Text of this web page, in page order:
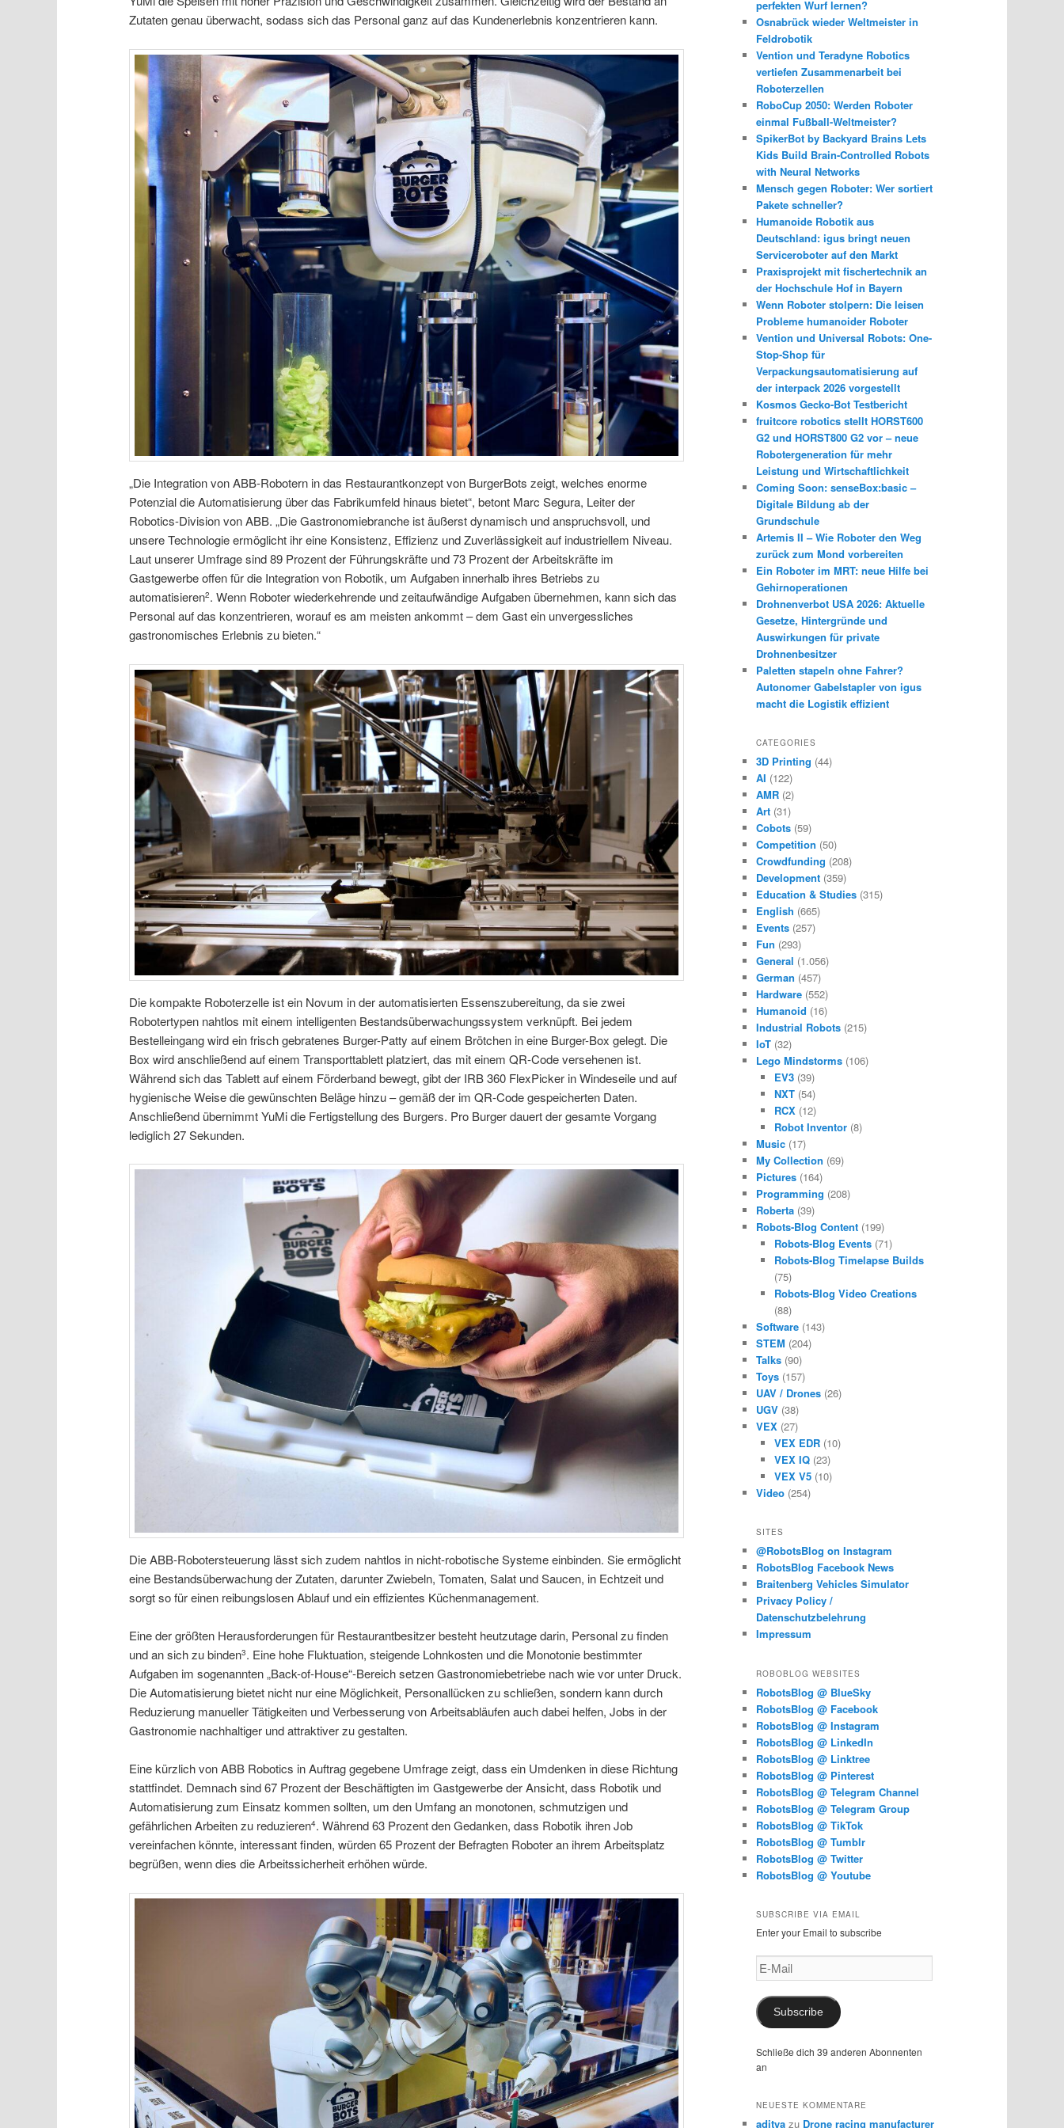
Zutaten genau überwacht, sodass sich das Personal ganz auf das Kundenerlebnis konzentrieren kann.
„Die Integration von ABB-Robotern in das Restaurantkonzept von BurgerBots zeigt, welches enorme
Potenzial die Automatisierung über das Fabrikumfeld hinaus bietet“, betont Marc Segura, Leiter der
Robotics-Division von ABB. „Die Gastronomiebranche ist äußerst dynamisch und anspruchsvoll, und
unsere Technologie ermöglicht ihr eine Konsistenz, Effizienz und Zuverlässigkeit auf industriellem Niveau.
Laut unserer Umfrage sind 89 Prozent der Führungskräfte und 73 Prozent der Arbeitskräfte im
Gastgewerbe offen für die Integration von Robotik, um Aufgaben innerhalb ihres Betriebs zu
automatisieren2. Wenn Roboter wiederkehrende und zeitaufwändige Aufgaben übernehmen, kann sich das
Personal auf das konzentrieren, worauf es am meisten ankommt – dem Gast ein unvergessliches
gastronomisches Erlebnis zu bieten.“
Die kompakte Roboterzelle ist ein Novum in der automatisierten Essenszubereitung, da sie zwei
Robotertypen nahtlos mit einem intelligenten Bestandsüberwachungssystem verknüpft. Bei jedem
Bestelleingang wird ein frisch gebratenes Burger-Patty auf einem Brötchen in eine Burger-Box gelegt. Die
Box wird anschließend auf einem Transporttablett platziert, das mit einem QR-Code versehenen ist.
Während sich das Tablett auf einem Förderband bewegt, gibt der IRB 360 FlexPicker in Windeseile und auf
hygienische Weise die gewünschten Beläge hinzu – gemäß der im QR-Code gespeicherten Daten.
Anschließend übernimmt YuMi die Fertigstellung des Burgers. Pro Burger dauert der gesamte Vorgang
lediglich 27 Sekunden.
Die ABB-Robotersteuerung lässt sich zudem nahtlos in nicht-robotische Systeme einbinden. Sie ermöglicht
eine Bestandsüberwachung der Zutaten, darunter Zwiebeln, Tomaten, Salat und Saucen, in Echtzeit und
sorgt so für einen reibungslosen Ablauf und ein effizientes Küchenmanagement.
Eine der größten Herausforderungen für Restaurantbesitzer besteht heutzutage darin, Personal zu finden
und an sich zu binden3. Eine hohe Fluktuation, steigende Lohnkosten und die Monotonie bestimmter
Aufgaben im sogenannten „Back-of-House“-Bereich setzen Gastronomiebetriebe nach wie vor unter Druck.
Die Automatisierung bietet nicht nur eine Möglichkeit, Personallücken zu schließen, sondern kann durch
Reduzierung manueller Tätigkeiten und Verbesserung von Arbeitsabläufen auch dabei helfen, Jobs in der
Gastronomie nachhaltiger und attraktiver zu gestalten.
Eine kürzlich von ABB Robotics in Auftrag gegebene Umfrage zeigt, dass ein Umdenken in diese Richtung
stattfindet. Demnach sind 67 Prozent der Beschäftigten im Gastgewerbe der Ansicht, dass Robotik und
Automatisierung zum Einsatz kommen sollten, um den Umfang an monotonen, schmutzigen und
gefährlichen Arbeiten zu reduzieren4. Während 63 Prozent den Gedanken, dass Robotik ihren Job
vereinfachen könnte, interessant finden, würden 65 Prozent der Befragten Roboter an ihrem Arbeitsplatz
begrüßen, wenn dies die Arbeitssicherheit erhöhen würde.
perfekten Wurf lernen?
Osnabrück wieder Weltmeister in
Feldrobotik
Vention und Teradyne Robotics
vertiefen Zusammenarbeit bei
Roboterzellen
RoboCup 2050: Werden Roboter
einmal Fußball-Weltmeister?
SpikerBot by Backyard Brains Lets
Kids Build Brain-Controlled Robots
with Neural Networks
Mensch gegen Roboter: Wer sortiert
Pakete schneller?
Humanoide Robotik aus
Deutschland: igus bringt neuen
Serviceroboter auf den Markt
Praxisprojekt mit fischertechnik an
der Hochschule Hof in Bayern
Wenn Roboter stolpern: Die leisen
Probleme humanoider Roboter
Vention und Universal Robots: One-
Stop-Shop für
Verpackungsautomatisierung auf
der interpack 2026 vorgestellt
Kosmos Gecko-Bot Testbericht
fruitcore robotics stellt HORST600
G2 und HORST800 G2 vor – neue
Robotergeneration für mehr
Leistung und Wirtschaftlichkeit
Coming Soon: senseBox:basic –
Digitale Bildung ab der
Grundschule
Artemis II – Wie Roboter den Weg
zurück zum Mond vorbereiten
Ein Roboter im MRT: neue Hilfe bei
Gehirnoperationen
Drohnenverbot USA 2026: Aktuelle
Gesetze, Hintergründe und
Auswirkungen für private
Drohnenbesitzer
Paletten stapeln ohne Fahrer?
Autonomer Gabelstapler von igus
macht die Logistik effizient
CATEGORIES
3D Printing (44)
AI (122)
AMR (2)
Art (31)
Cobots (59)
Competition (50)
Crowdfunding (208)
Development (359)
Education & Studies (315)
English (665)
Events (257)
Fun (293)
General (1.056)
German (457)
Hardware (552)
Humanoid (16)
Industrial Robots (215)
IoT (32)
Lego Mindstorms (106)
EV3(39)
NXT(54)
RCX(12)
Robot Inventor(8)
Music (17)
My Collection (69)
Pictures (164)
Programming (208)
Roberta (39)
Robots-Blog Content (199)
Robots-Blog Events(71)
Robots-Blog Timelapse Builds
(75)
Robots-Blog Video Creations
(88)
Software (143)
STEM (204)
Talks (90)
Toys (157)
UAV / Drones (26)
UGV (38)
VEX (27)
VEX EDR(10)
VEX IQ(23)
VEX V5(10)
Video (254)
SITES
@RobotsBlog on Instagram
RobotsBlog Facebook News
Braitenberg Vehicles Simulator
Privacy Policy /
Datenschutzbelehrung
Impressum
ROBOBLOG WEBSITES
RobotsBlog @ BlueSky
RobotsBlog @ Facebook
RobotsBlog @ Instagram
RobotsBlog @ LinkedIn
RobotsBlog @ Linktree
RobotsBlog @ Pinterest
RobotsBlog @ Telegram Channel
RobotsBlog @ Telegram Group
RobotsBlog @ TikTok
RobotsBlog @ Tumblr
RobotsBlog @ Twitter
RobotsBlog @ Youtube
SUBSCRIBE VIA EMAIL
Enter your Email to subscribe
E-
Mail
Subscribe
Schließe dich 39 anderen Abonnenten
an
NEUESTE KOMMENTARE
aditya zu Drone racing manufacturer